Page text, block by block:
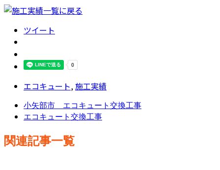
ツイート
エコキュート,施工実績
小矢部市 エコキュート交換工事
エコキュート交換工事
関連記事一覧